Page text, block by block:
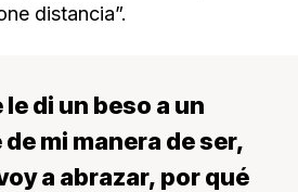
distancia”.
di un beso a un
mi manera de ser,
a abrazar, por qué